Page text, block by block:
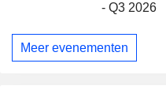
- Q3 2026
Meer evenementen